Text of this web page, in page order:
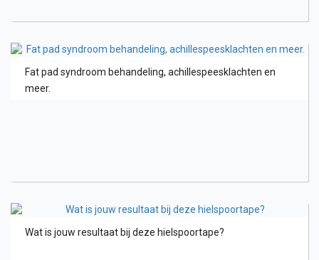
Fat pad syndroom behandeling, achillespeesklachten en
meer.
Wat is jouw resultaat bij deze hielspoortape?